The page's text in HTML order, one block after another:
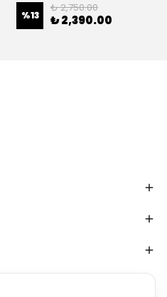
%13
₺ 2,750.00
₺ 2,390.00